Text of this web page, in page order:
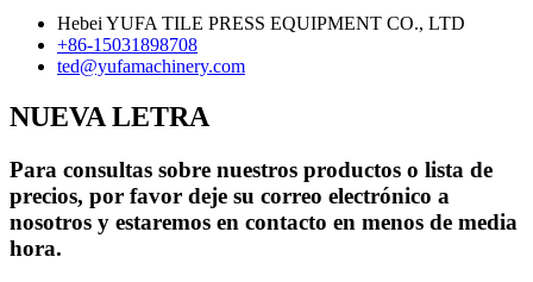
Hebei YUFA TILE PRESS EQUIPMENT CO., LTD
+86-15031898708
ted@yufamachinery.com
NUEVA LETRA
Para consultas sobre nuestros productos o lista de
precios, por favor deje su correo electrónico a
nosotros y estaremos en contacto en menos de media
hora.